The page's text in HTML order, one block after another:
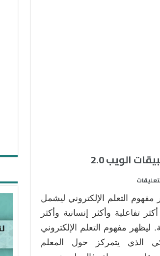
الويب 2.0
الإلكتروني
التشاركي
القائم
على
تطبيقات
مفهوم التعلم الإلكتروني ليشمل
تفاعلية وأكثر إنسانية وأكثر
ليظهر مفهوم التعلم الإلكتروني
الذي يتمركز حول المعلم